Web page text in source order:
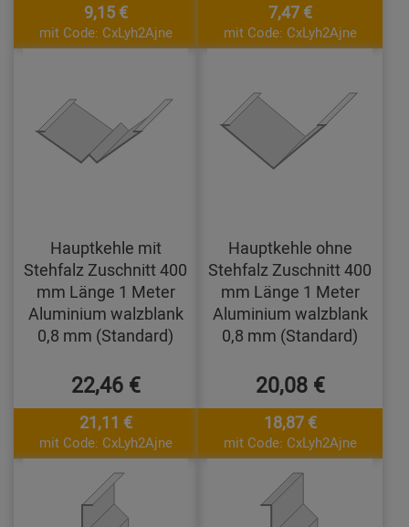
9,15 €
mit Code: CxLyh2Ajne
7,47 €
mit Code: CxLyh2Ajne
Hauptkehle mit
Stehfalz Zuschnitt 400
mm Länge 1 Meter
Aluminium walzblank
0,8 mm (Standard)
22,46 €
21,11 €
mit Code: CxLyh2Ajne
Hauptkehle ohne
Stehfalz Zuschnitt 400
mm Länge 1 Meter
Aluminium walzblank
0,8 mm (Standard)
20,08 €
18,87 €
mit Code: CxLyh2Ajne